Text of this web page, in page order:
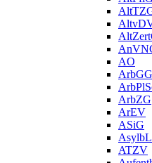
AO
ArbGG
ArbZG
ArEV
ASiG
ATZV